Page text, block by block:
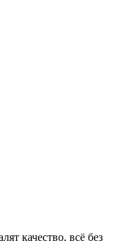
качество, всё без